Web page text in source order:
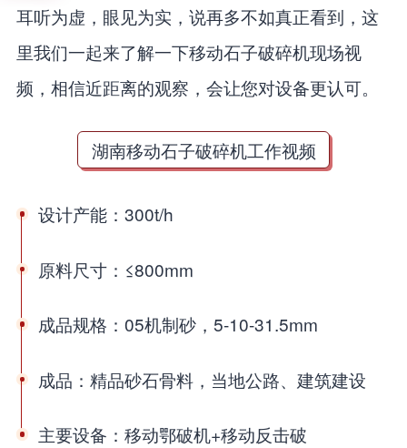
耳听为虚，眼见为实，说再多不如真正看到，这
里我们一起来了解一下移动石子破碎机现场视
频，相信近距离的观察，会让您对设备更认可。
湖南移动石子破碎机工作视频
设计产能：300t/h
原料尺寸：≤800mm
成品规格：05机制砂，5-10-31.5mm
成品：精品砂石骨料，当地公路、建筑建设
主要设备：移动鄂破机+移动反击破